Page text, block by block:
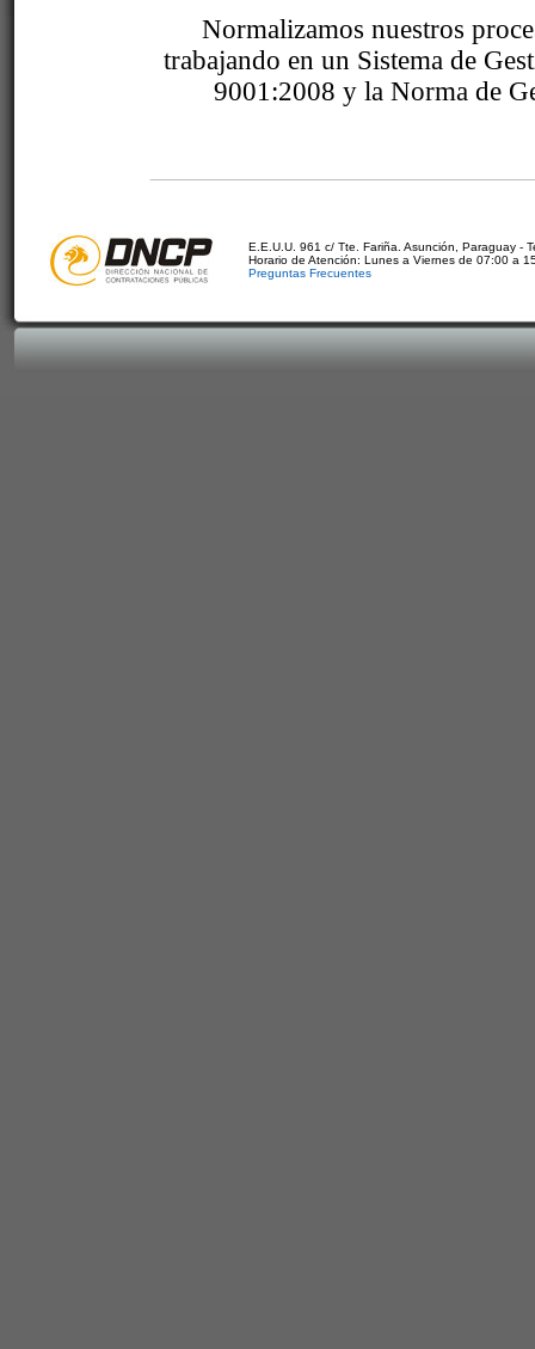
Normalizamos nuestros
trabajando en un Sistema de
9001:2008 y la Norma de
E.E.U.U. 961 c/ Tte. Fariña. Asunción, Paraguay -
Horario de Atención: Lunes a Viernes de 07:00 a
Preguntas Frecuentes